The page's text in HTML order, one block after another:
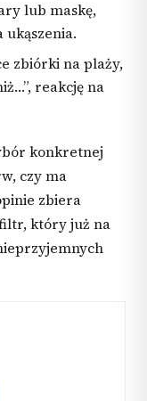
lub maskę,
ukąszenia.
zbiórki na plaży,
reakcję na
konkretnej
czy ma
zbiera
który już na